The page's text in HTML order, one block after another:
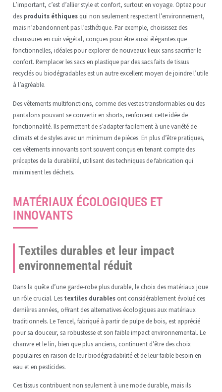
L’important, c’est d’allier style et confort, surtout en voyage. Optez pour
des produits éthiquesqui non seulement respectent l’environnement,
mais n’abandonnent pas l’esthétique. Par exemple, choisissez des
chaussures en cuir végétal, conçues pour être aussi élégantes que
fonctionnelles, idéales pour explorer de nouveaux lieux sans sacrifier le
confort. Remplacer les sacs en plastique par des sacs faits de tissus
recyclés ou biodégradables est un autre excellent moyen de joindre l’utile
à l’agréable.
Des vêtements multifonctions, comme des vestes transformables ou des
pantalons pouvant se convertir en shorts, renforcent cette idée de
fonctionnalité. Ils permettent de s’adapter facilement à une variété de
climats et de styles avec un minimum de pièces. En plus d’être pratiques,
ces vêtements innovants sont souvent conçus en tenant compte des
préceptes de la durabilité, utilisant des techniques de fabrication qui
minimisent les déchets.
MATÉRIAUX ÉCOLOGIQUES ET
INNOVANTS
Textiles durables et leur impact
environnemental réduit
Dans la quête d’une garde-robe plus durable, le choix des matériaux joue
un rôle crucial. Les textiles durablesont considérablement évolué ces
dernières années, offrant des alternatives écologiques aux matériaux
traditionnels. Le Tencel, fabriqué à partir de pulpe de bois, est apprécié
pour sa douceur, sa robustesse et son faible impact environnemental. Le
chanvre et le lin, bien que plus anciens, continuent d’être des choix
populaires en raison de leur biodégradabilité et de leur faible besoin en
eau et en pesticides.
Ces tissus contribuent non seulement à une mode durable, mais ils